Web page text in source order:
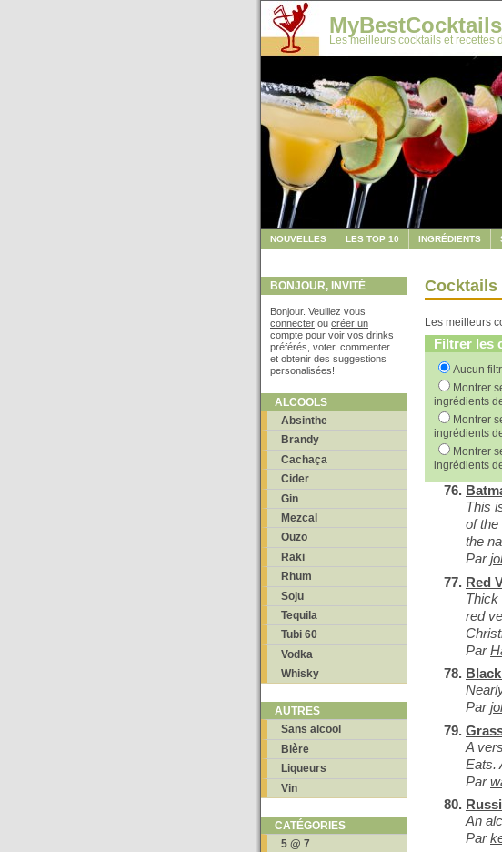
Les meilleurs cocktails et recettes
NOUVELLES LES TOP 10 INGRÉDIENTS
BONJOUR, INVITÉ
Bonjour. Veuillez vous
connecter ou créer un
compte pour voir vos drinks
préférés, voter, commenter
et obtenir des suggestions
personalisées!
ALCOOLS
Absinthe
Brandy
Cachaça
Cider
Gin
Mezcal
Ouzo
Raki
Rhum
Soju
Tequila
Tubi 60
Vodka
Whisky
AUTRES
Sans alcool
Bière
Liqueurs
Vin
CATÉGORIES
5 @ 7
Cocktails
Les meilleurs
Filtrer les
Aucun
Montrer
ingrédients
Montrer
ingrédients
Montrer
ingrédients
This
of the
the
Par
Red
Thick
red
Par
Par
A
Eats.
Par
An
Par